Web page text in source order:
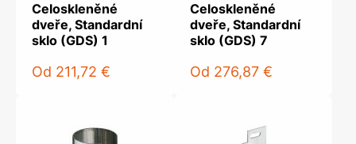
Celoskleněné
dveře, Standardní
sklo (GDS) 1
Od 211,72 €
Celoskleněné
dveře, Standardní
sklo (GDS) 7
Od 276,87 €